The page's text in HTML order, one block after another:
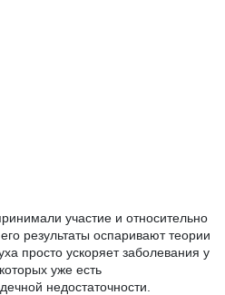
участие и относительно
результаты оспаривают теории
просто ускоряет заболевания у
уже есть
недостаточности.